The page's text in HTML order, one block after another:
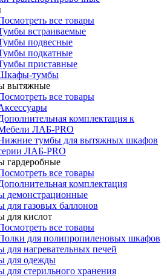
все товары
встраиваемые
подвесные
подкатные
приставные
тумбы
вытяжные
все товары
комплектация к
ЛАБ-PRO
тумбы для вытяжных шкафов
ЛАБ-PRO
гардеробные
все товары
комплектация
демонстрационные
газовых баллонов
для кислот
все товары
для полипропиленовых шкафов
нагревательных печей
для одежды
стерильного хранения